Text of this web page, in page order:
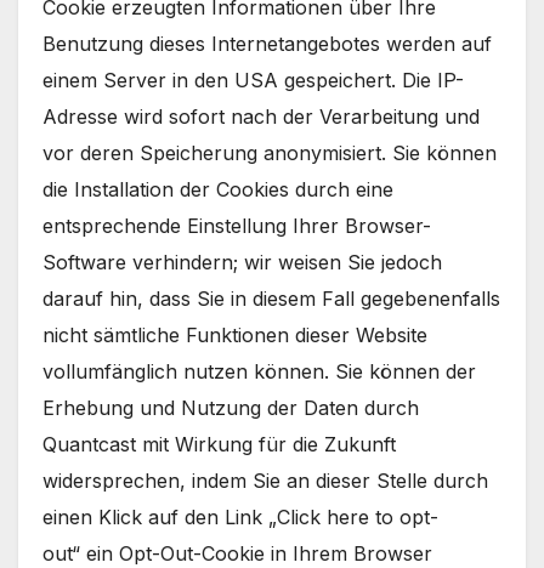
Cookie erzeugten Informationen über Ihre
Benutzung dieses Internetangebotes werden auf
einem Server in den USA gespeichert. Die IP-
Adresse wird sofort nach der Verarbeitung und
vor deren Speicherung anonymisiert. Sie können
die Installation der Cookies durch eine
entsprechende Einstellung Ihrer Browser-
Software verhindern; wir weisen Sie jedoch
darauf hin, dass Sie in diesem Fall gegebenenfalls
nicht sämtliche Funktionen dieser Website
vollumfänglich nutzen können. Sie können der
Erhebung und Nutzung der Daten durch
Quantcast mit Wirkung für die Zukunft
widersprechen, indem Sie an dieser Stelle durch
einen Klick auf den Link „Click here to opt-
out“ ein Opt-Out-Cookie in Ihrem Browser